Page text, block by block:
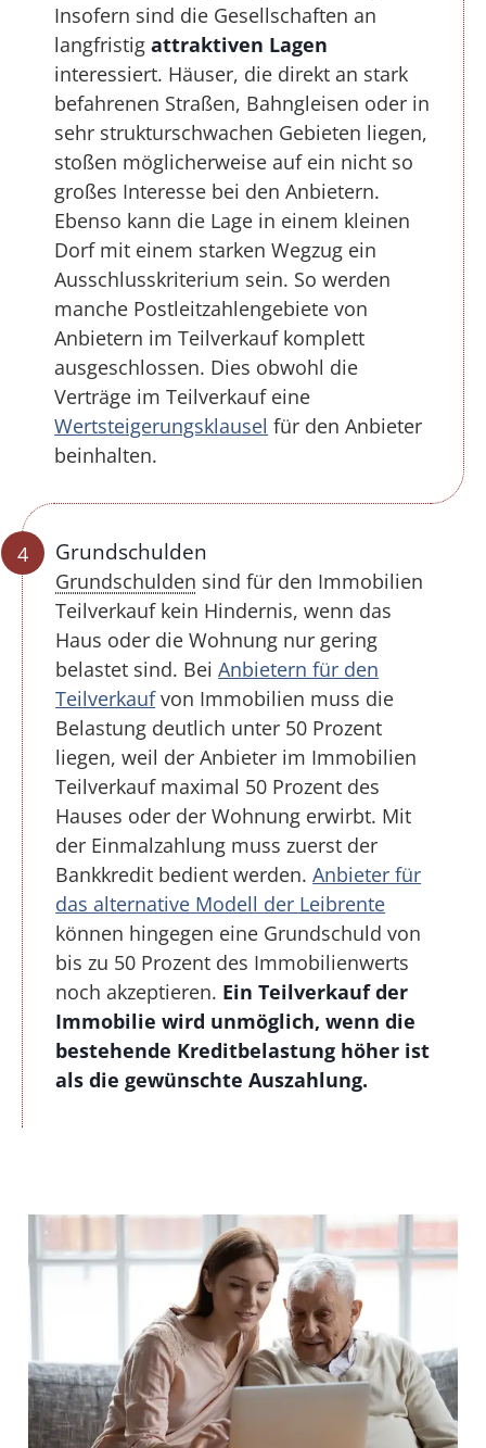
Insofern sind die Gesellschaften an
langfristigattraktiven Lagen
interessiert. Häuser, die direkt an stark
befahrenen Straßen, Bahngleisen oder in
sehr strukturschwachen Gebieten liegen,
stoßen möglicherweise auf ein nicht so
großes Interesse bei den Anbietern.
Ebenso kann die Lage in einem kleinen
Dorf mit einem starken Wegzug ein
Ausschlusskriterium sein. So werden
manche Postleitzahlengebiete von
Anbietern im Teilverkauf komplett
ausgeschlossen. Dies obwohl die
Verträge im Teilverkauf eine
Wertsteigerungsklausel für den Anbieter
beinhalten.
Grundschulden
Grundschulden sind für den Immobilien
Teilverkauf kein Hindernis, wenn das
Haus oder die Wohnung nur gering
belastet sind. BeiAnbietern für den
Teilverkaufvon Immobilien muss die
Belastung deutlich unter 50 Prozent
liegen, weil der Anbieter im Immobilien
Teilverkauf maximal 50 Prozent des
Hauses oder der Wohnung erwirbt. Mit
der Einmalzahlung muss zuerst der
Bankkredit bedient werden.Anbieter für
das alternative Modell der Leibrente
können hingegen eine Grundschuld von
bis zu 50 Prozent des Immobilienwerts
noch akzeptieren. Ein Teilverkauf der
Immobilie wird unmöglich, wenn die
bestehende Kreditbelastung höher ist
als die gewünschte Auszahlung.